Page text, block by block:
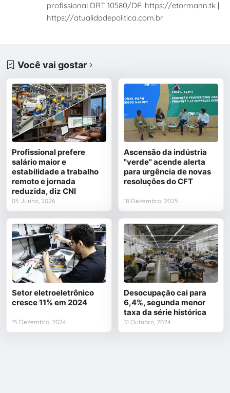
profissional DRT 10580/DF. https://etormann.tk |
https://atualidadepolitica.com.br
Você vai gostar
Profissional prefere
salário maior e
estabilidade a trabalho
remoto e jornada
reduzida, diz CNI
05 Junho, 2026
Ascensão da indústria
"verde" acende alerta
para urgência de novas
resoluções do CFT
18 Dezembro, 2025
Setor eletroeletrônico
cresce 11% em 2024
15 Dezembro, 2024
Desocupação cai para
6,4%, segunda menor
taxa da série histórica
31 Outubro, 2024